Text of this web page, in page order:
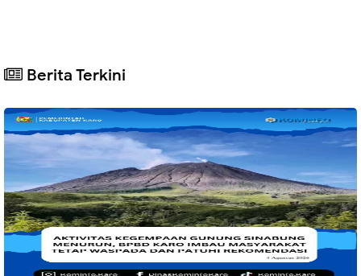
Berita Terkini